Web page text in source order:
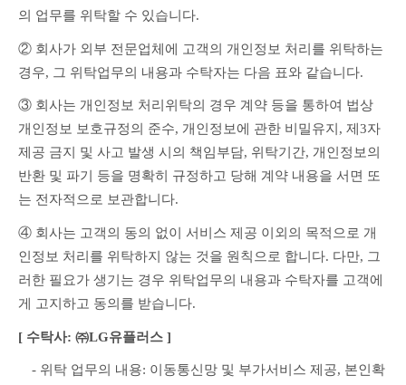
의 업무를 위탁할 수 있습니다.
② 회사가 외부 전문업체에 고객의 개인정보 처리를 위탁하는
경우, 그 위탁업무의 내용과 수탁자는 다음 표와 같습니다.
③ 회사는 개인정보 처리위탁의 경우 계약 등을 통하여 법상
개인정보 보호규정의 준수, 개인정보에 관한 비밀유지, 제3자
제공 금지 및 사고 발생 시의 책임부담, 위탁기간, 개인정보의
반환 및 파기 등을 명확히 규정하고 당해 계약 내용을 서면 또
는 전자적으로 보관합니다.
④ 회사는 고객의 동의 없이 서비스 제공 이외의 목적으로 개
인정보 처리를 위탁하지 않는 것을 원칙으로 합니다. 다만, 그
러한 필요가 생기는 경우 위탁업무의 내용과 수탁자를 고객에
게 고지하고 동의를 받습니다.
[ 수탁사: ㈜LG유플러스 ]
- 위탁 업무의 내용: 이동통신망 및 부가서비스 제공, 본인확